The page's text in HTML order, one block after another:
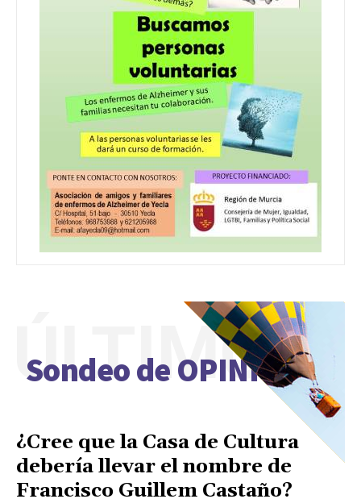
Sondeo de OPINIÓN
ÚLTIMO
¿Cree que la Casa de Cultura
debería llevar el nombre de
Francisco Guillem Castaño?